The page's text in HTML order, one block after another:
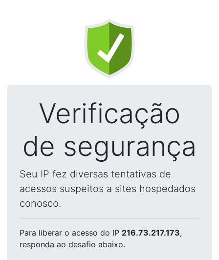
Verificação
de segurança
Seu IP fez diversas tentativas de
acessos suspeitos a sites hospedados
conosco.
Para liberar o acesso do IP 216.73.217.173,
responda ao desafio abaixo.